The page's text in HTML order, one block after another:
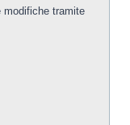
modifiche tramite